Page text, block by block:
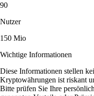
90
Nutzer
150 Mio
Wichtige Informationen
Diese Informationen stellen
Kryptowährungen ist riskant
Bitte prüfen Sie Ihre